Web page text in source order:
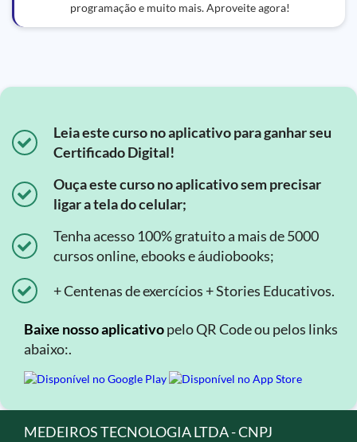
programação e muito mais. Aproveite agora!
Leia este curso no aplicativo para ganhar seu
Certificado Digital!
Ouça este curso no aplicativo sem precisar
ligar a tela do celular;
Tenha acesso 100% gratuito a mais de 5000
cursos online, ebooks e áudiobooks;
+ Centenas de exercícios + Stories Educativos.
Baixe nosso aplicativopelo QR Code ou pelos links
abaixo:.
MEDEIROS TECNOLOGIA LTDA - CNPJ